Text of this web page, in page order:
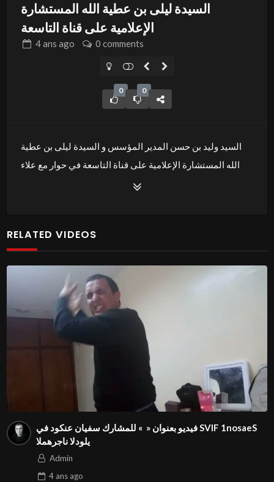
السيدة ليلى بن عطية الله المستشارة
الإعلامية على قناة التاسعة
4 ans ago 0 comments
0 0
السيد وليد بن حسن المدير المؤسس و السيدة ليلى بن عطية
الله المستشارة الإعلامية على قناة التاسعة في حوار مع علاء
الشابي للحديث على المهرجان الدولي للفيديوهات التوعوية
RELATED VIDEOS
Season1 FIVS ⁨فيديو بعنوان « » للمشارك سفيان عنكود في
Admin
4 ansago